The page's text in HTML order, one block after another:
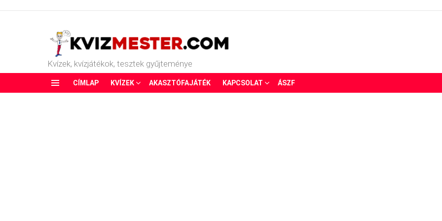
Kvízek, kvízjátékok, tesztek gyűjteménye
CÍMLAP KVÍZEK AKASZTÓFAJÁTÉK KAPCSOLAT ÁSZF